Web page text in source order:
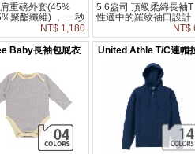
重磅外套(45%
聚酯纖維) ， 一秒
流感，舒適又兼具時
NT$ 1,180
5.6盎司 頂級柔綿長袖T
性適中的羅紋袖口設計
搭配更顯層次 *此款式
中性休閒版型，請參考
表依個人穿衣習慣斟酌
NT$
Baby長袖包屁衣
United Athle T/C連帽
外套